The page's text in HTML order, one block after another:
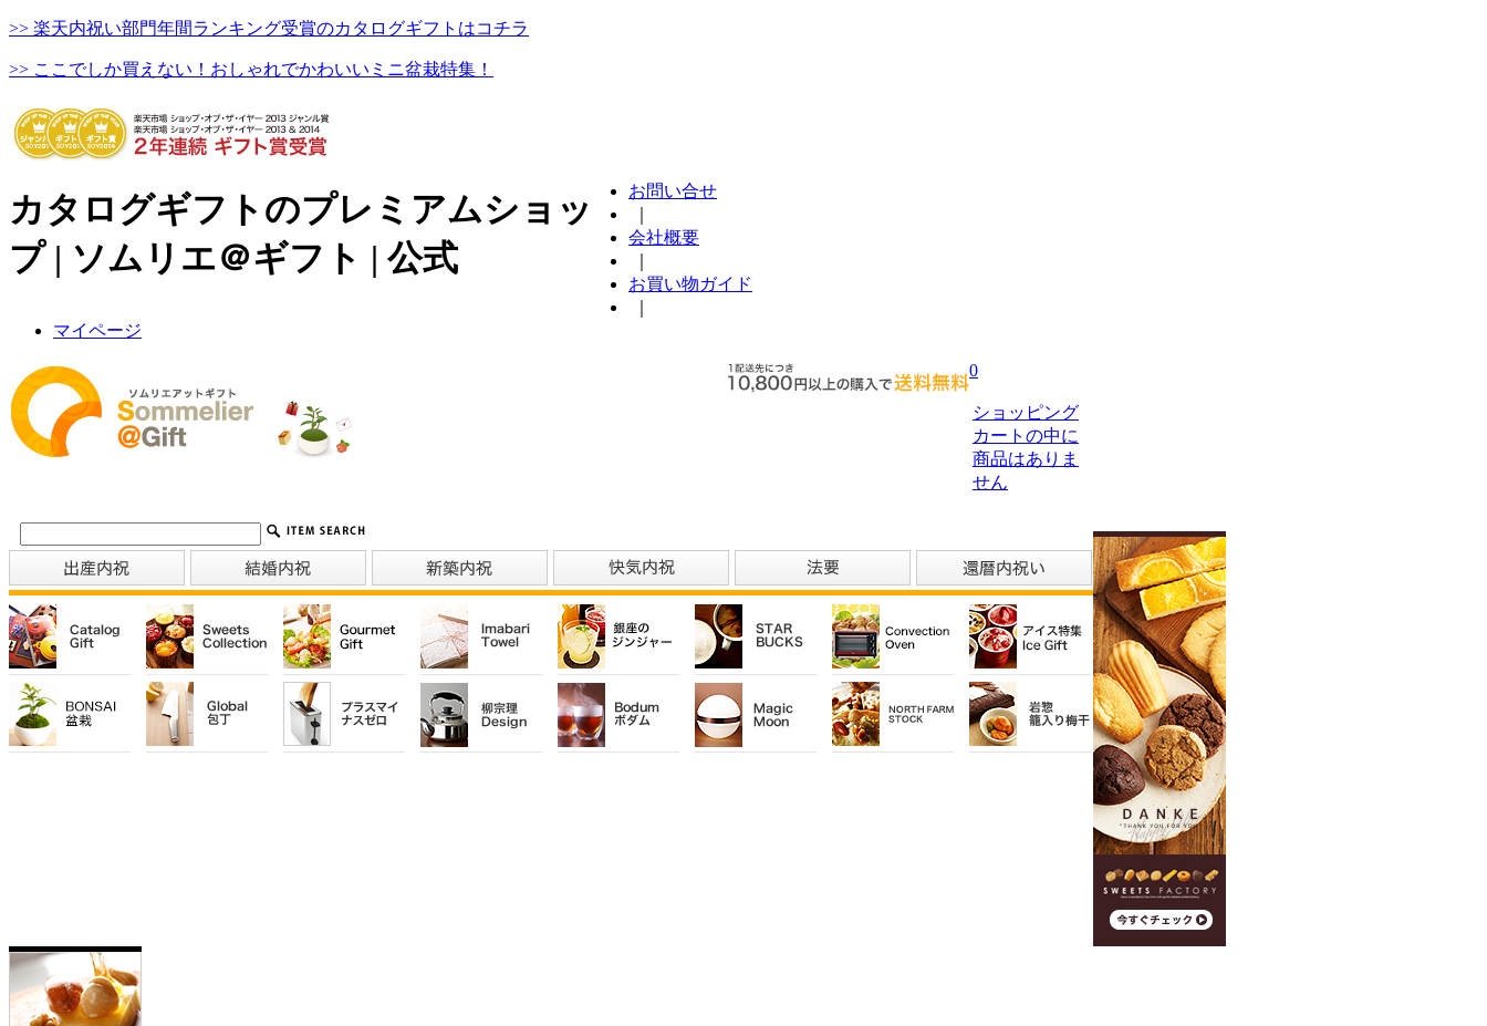
>> 楽天内祝い部門年間ランキング受賞のカタログギフトはコチラ
>> ここでしか買えない！おしゃれでかわいいミニ盆栽特集！
カタログギフトのプレミアムショッ
プ | ソムリエ＠ギフト | 公式
お問い合せ
会社概要
お買い物ガイド
マイページ
0
ショッピング
カートの中に
商品はありま
せん